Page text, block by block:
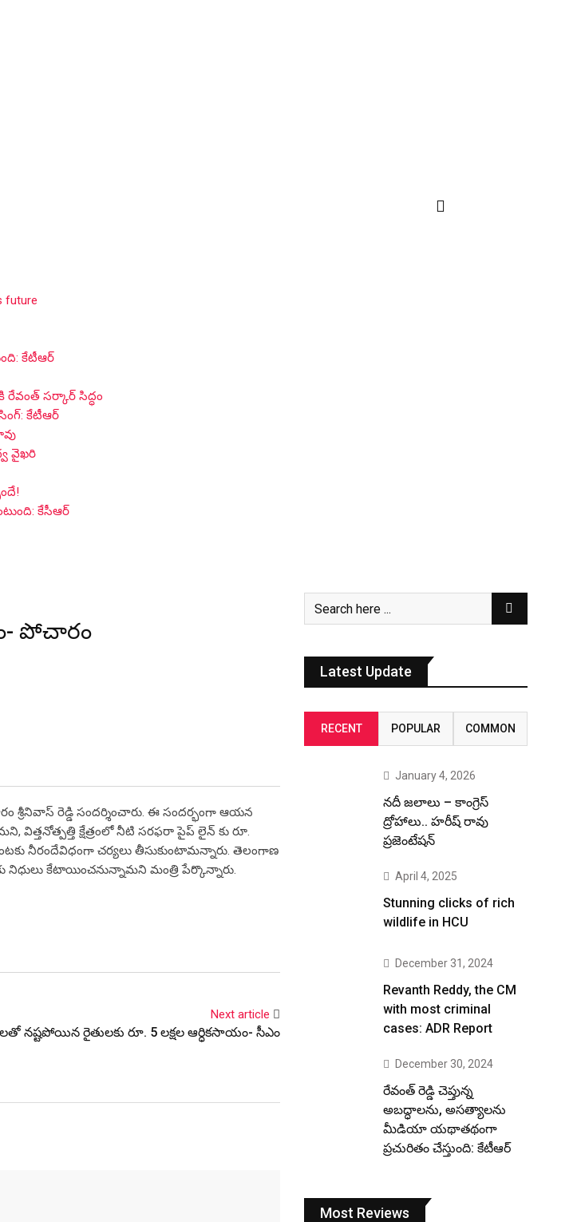
future
కేటీఆర్
రేవంత్ సర్కార్ సిద్ధం
కేటీఆర్
వైఖరి
కేసీఆర్
పోచారం
రెడ్డి సందర్శించారు. ఈ సందర్భంగా ఆయన
క్షేత్రంలో నీటి సరఫరా పైప్ లైన్ కు రూ.
నీరందేవిధంగా చర్యలు తీసుకుంటామన్నారు. తెలంగాణ
నిధులు కేటాయించనున్నామని మంత్రి పేర్కొన్నారు.
Next article
నష్టపోయిన రైతులకు రూ. 5 లక్షల ఆర్ధికసాయం- సీఎం
Latest Update
RECENT POPULAR COMMON
January 4, 2026
నదీ జలాలు – కాంగ్రెస్
ద్రోహాలు.. హరీష్ రావు
ప్రజెంటేషన్
April 4, 2025
Stunning clicks of rich
wildlife in HCU
December 31, 2024
Revanth Reddy, the CM
with most criminal
cases: ADR Report
December 30, 2024
రేవంత్ రెడ్డి చెప్తున్న
అబద్ధాలను, అసత్యాలను
మీడియా యథాతథంగా
ప్రచురితం చేస్తుంది: కేటీఆర్
Most Reviews